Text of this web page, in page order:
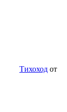
Тихоход от